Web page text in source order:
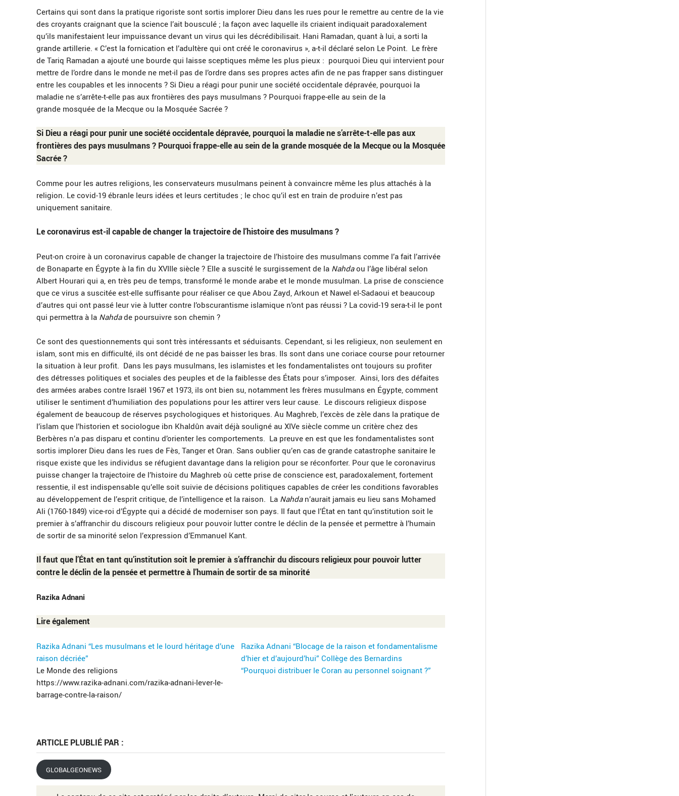
Certains qui sont dans la pratique rigoriste sont sortis implorer Dieu dans les rues pour le remettre au centre de la vie
des croyants craignant que la science l’ait bousculé ; la façon avec laquelle ils criaient indiquait paradoxalement
qu’ils manifestaient leur impuissance devant un virus qui les décrédibilisait. Hani Ramadan, quant à lui, a sorti la
grande artillerie. « C’est la fornication et l’adultère qui ont créé le coronavirus », a-t-il déclaré selon Le Point. Le frère
de Tariq Ramadan a ajouté une bourde qui laisse sceptiques même les plus pieux : pourquoi Dieu qui intervient pour
mettre de l’ordre dans le monde ne met-il pas de l’ordre dans ses propres actes afin de ne pas frapper sans distinguer
entre les coupables et les innocents ? Si Dieu a réagi pour punir une société occidentale dépravée, pourquoi la
maladie ne s’arrête-t-elle pas aux frontières des pays musulmans ? Pourquoi frappe-elle au sein de la
grande mosquée de la Mecque ou la Mosquée Sacrée ?
Si Dieu a réagi pour punir une société occidentale dépravée, pourquoi la maladie ne s’arrête-t-elle pas aux
frontières des pays musulmans ? Pourquoi frappe-elle au sein de la grande mosquée de la Mecque ou la Mosquée
Sacrée ?
Comme pour les autres religions, les conservateurs musulmans peinent à convaincre même les plus attachés à la
religion. Le covid-19 ébranle leurs idées et leurs certitudes ; le choc qu’il est en train de produire n’est pas
uniquement sanitaire.
Le coronavirus est-il capable de changer la trajectoire de l’histoire des musulmans ?
Peut-on croire à un coronavirus capable de changer la trajectoire de l’histoire des musulmans comme l’a fait l’arrivée
de Bonaparte en Égypte à la fin du XVIIIe siècle ? Elle a suscité le surgissement de la Nahdaou l’âge libéral selon
Albert Hourari qui a, en très peu de temps, transformé le monde arabe et le monde musulman. La prise de conscience
que ce virus a suscitée est-elle suffisante pour réaliser ce que Abou Zayd, Arkoun et Nawel el-Sadaoui et beaucoup
d’autres qui ont passé leur vie à lutter contre l’obscurantisme islamique n’ont pas réussi ? La covid-19 sera-t-il le pont
qui permettra à la Nahdade poursuivre son chemin ?
Ce sont des questionnements qui sont très intéressants et séduisants. Cependant, si les religieux, non seulement en
islam, sont mis en difficulté, ils ont décidé de ne pas baisser les bras. Ils sont dans une coriace course pour retourner
la situation à leur profit. Dans les pays musulmans, les islamistes et les fondamentalistes ont toujours su profiter
des détresses politiques et sociales des peuples et de la faiblesse des États pour s’imposer. Ainsi, lors des défaites
des armées arabes contre Israël 1967 et 1973, ils ont bien su, notamment les frères musulmans en Égypte, comment
utiliser le sentiment d’humiliation des populations pour les attirer vers leur cause. Le discours religieux dispose
également de beaucoup de réserves psychologiques et historiques. Au Maghreb, l’excès de zèle dans la pratique de
l’islam que l’historien et sociologue ibn Khaldûn avait déjà souligné au XIVe siècle comme un critère chez des
Berbères n’a pas disparu et continu d’orienter les comportements. La preuve en est que les fondamentalistes sont
sortis implorer Dieu dans les rues de Fès, Tanger et Oran. Sans oublier qu’en cas de grande catastrophe sanitaire le
risque existe que les individus se réfugient davantage dans la religion pour se réconforter. Pour que le coronavirus
puisse changer la trajectoire de l’histoire du Maghreb où cette prise de conscience est, paradoxalement, fortement
ressentie, il est indispensable qu’elle soit suivie de décisions politiques capables de créer les conditions favorables
au développement de l’esprit critique, de l’intelligence et la raison. La Nahdan’aurait jamais eu lieu sans Mohamed
Ali (1760-1849) vice-roi d’Égypte qui a décidé de moderniser son pays. Il faut que l’État en tant qu’institution soit le
premier à s’affranchir du discours religieux pour pouvoir lutter contre le déclin de la pensée et permettre à l’humain
de sortir de sa minorité selon l’expression d’Emmanuel Kant.
Il faut que l’État en tant qu’institution soit le premier à s’affranchir du discours religieux pour pouvoir lutter
contre le déclin de la pensée et permettre à l’humain de sortir de sa minorité
Razika Adnani
Lire également
Razika Adnani “Les musulmans et le lourd héritage d’une
raison décriée”
Le Monde des religions
https://www.razika-adnani.com/razika-adnani-lever-le-
barrage-contre-la-raison/
Razika Adnani “Blocage de la raison et fondamentalisme
d’hier et d’aujourd’hui” Collège des Bernardins
“Pourquoi distribuer le Coran au personnel soignant ?”
ARTICLE PLUBLIÉ PAR :
GLOBALGEONEWS